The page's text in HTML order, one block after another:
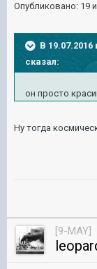
Опубликовано: 19
В
сказал:
он просто
Ну тогда
[9-MAY]